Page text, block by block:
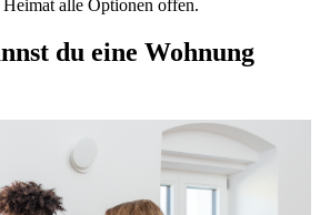
alle Optionen offen.
du eine Wohnung